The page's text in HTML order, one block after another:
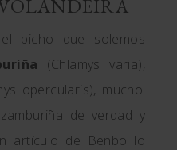
bicho que solemos
(Chlamys varia),
opercularis), mucho
de verdad y
artículo de Benbo lo